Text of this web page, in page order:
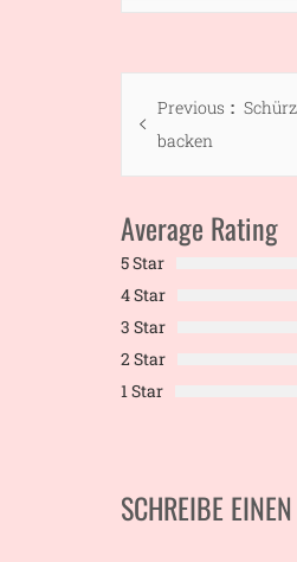
Previous
backen
Average Rating
5 Star
4 Star
3 Star
2 Star
1 Star
SCHREIBE